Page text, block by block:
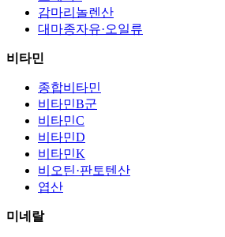
감마리놀렌산
대마종자유·오일류
비타민
종합비타민
비타민B군
비타민C
비타민D
비타민K
비오틴·판토텐산
엽산
미네랄